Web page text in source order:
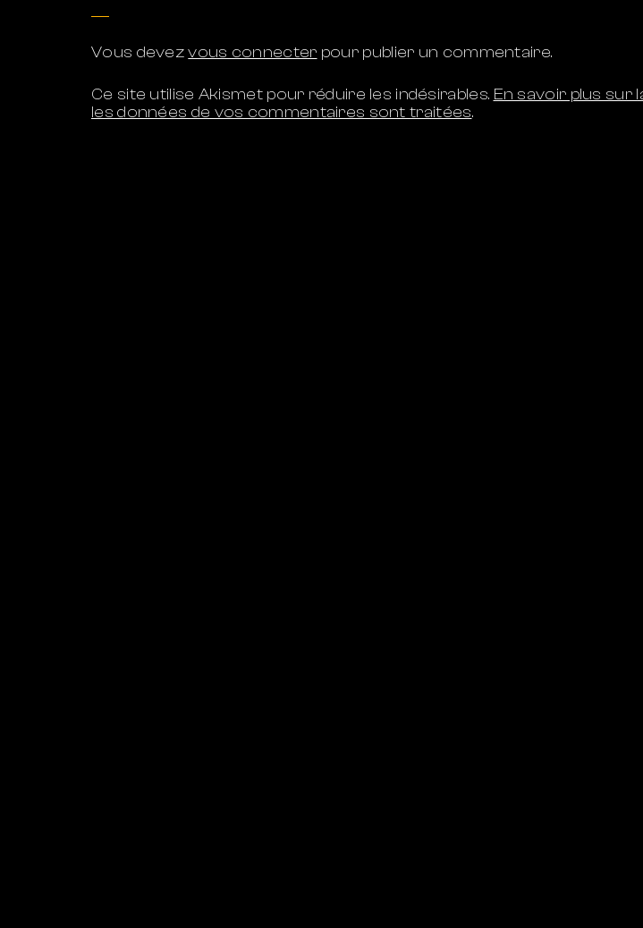
Vous devezvous connecter pour publier un commentaire.
Ce site utilise Akismet pour réduire les indésirables. En savoir plus sur
les données de vos commentaires sont traitées.